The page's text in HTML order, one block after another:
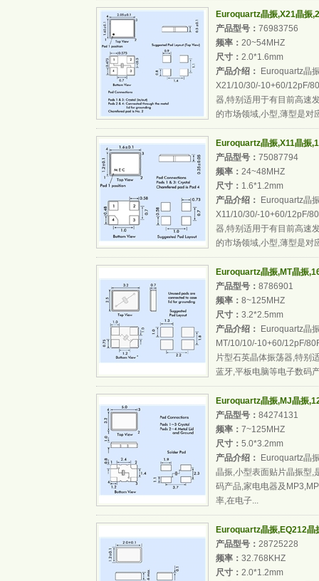
Euroquartz晶振,X21晶振
产品型号： 76983756
频率： 20~54MHZ
尺寸： 2.0*1.6mm
产品介绍：
Euroquartz晶
X21/10/30/-10+60/12pF/
器,特别适用于有目前高速
的市场领域,小型,薄型是对
Euroquartz晶振,X11晶振
产品型号： 75087794
频率： 24~48MHZ
尺寸： 1.6*1.2mm
产品介绍：
Euroquartz晶
X11/10/30/-10+60/12pF/
器,特别适用于有目前高速
的市场领域,小型,薄型是对
Euroquartz晶振,MT晶振
产品型号： 8786901
频率： 8~125MHZ
尺寸： 3.2*2.5mm
产品介绍：
Euroquartz晶
MT/10/10/-10+60/12pF/
片型石英晶体振荡器,特别
蓝牙,平板电脑等电子数码
Euroquartz晶振,MJ晶振
产品型号： 84274131
频率： 7~125MHZ
尺寸： 5.0*3.2mm
产品介绍：
Euroquartz晶
晶振,小型表面贴片晶振型,
码产品,家电电器及
率,在电子...
Euroquartz晶振,EQ212
产品型号： 28725228
频率： 32.768KHZ
尺寸： 2.0*1.2mm